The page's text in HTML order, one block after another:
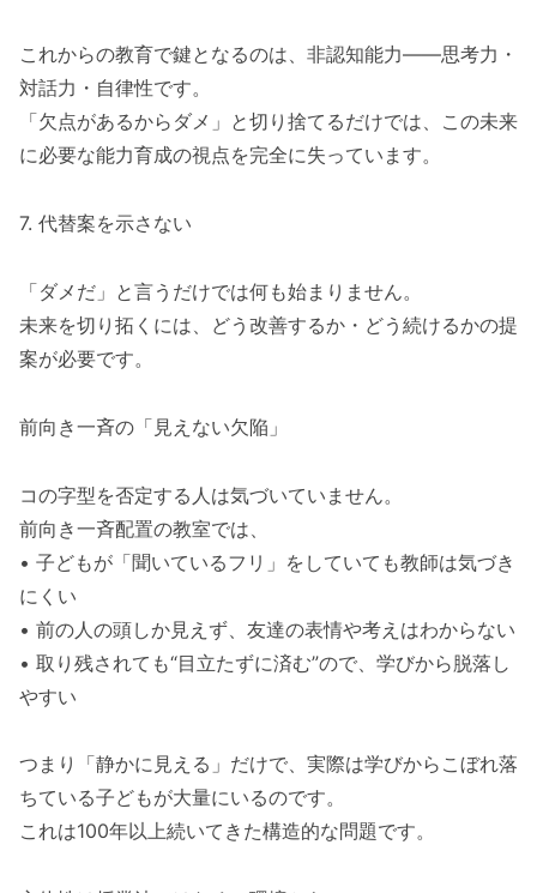
これからの教育で鍵となるのは、非認知能力――思考力・
対話力・自律性です。
「欠点があるからダメ」と切り捨てるだけでは、この未来
に必要な能力育成の視点を完全に失っています。
7. 代替案を示さない
「ダメだ」と言うだけでは何も始まりません。
未来を切り拓くには、どう改善するか・どう続けるかの提
案が必要です。
前向き一斉の「見えない欠陥」
コの字型を否定する人は気づいていません。
前向き一斉配置の教室では、
• 子どもが「聞いているフリ」をしていても教師は気づき
にくい
• 前の人の頭しか見えず、友達の表情や考えはわからない
• 取り残されても“目立たずに済む”ので、学びから脱落し
やすい
つまり「静かに見える」だけで、実際は学びからこぼれ落
ちている子どもが大量にいるのです。
これは100年以上続いてきた構造的な問題です。